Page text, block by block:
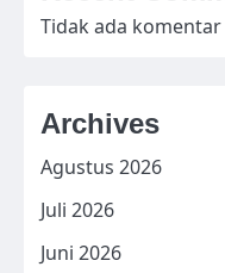
Tidak ada
Archives
Agustus 2026
Juli 2026
Juni 2026